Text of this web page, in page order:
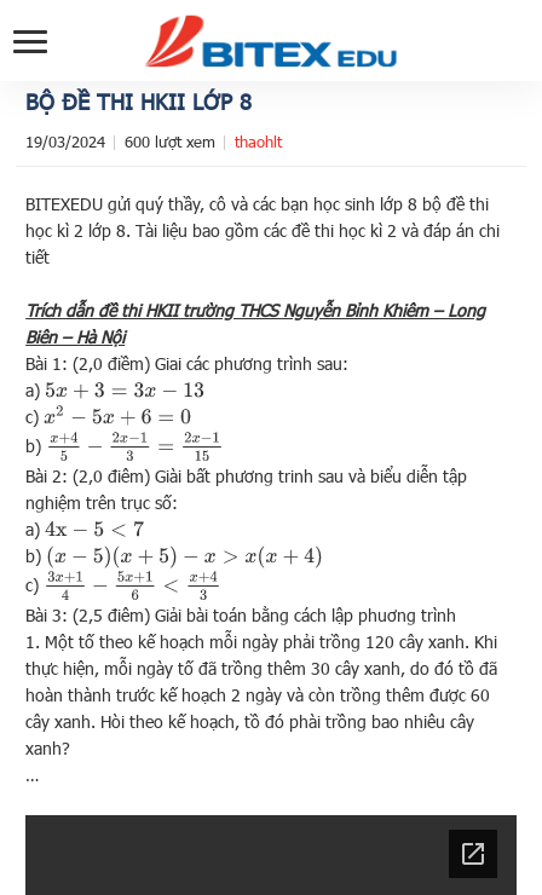
BỘ ĐỀ THI HKII LỚP 8
19/03/2024 600 lượt xem thaohlt
BITEXEDU gửi quý thầy, cô và các bạn học sinh lớp 8 bộ đề thi
học kì 2 lớp 8. Tài liệu bao gồm các đề thi học kì 2 và đáp án chi
tiết
Trích dẫn đề thi HKII trường THCS Nguyễn Bỉnh Khiêm – Long
Biên – Hà Nội
Bài 1: (2,0 điềm) Giai các phương trình sau:
a) 5x+3=3 x− 13
c)x2−5x+6 =0
b) x+45 −2 x−13=2x −115
Bài 2: (2,0 điêm) Giài bất phương trinh sau và biểu diễn tập
nghiệm trên trục số:
a)4x−5<7
b) (x−5) (x+5)−x>x( x+ 4)
c) 3x+14−5x+16 <x+43
Bài 3: (2,5 điêm) Giải bài toán bằng cách lập phuơng trình
1. Một tố theo kế hoạch mỗi ngày phải trồng 120 cây xanh. Khi
thực hiện, mỗi ngày tố đã trồng thêm 30 cây xanh, do đó tồ đã
hoàn thành trước kế hoạch 2 ngày và còn trồng thêm được 60
cây xanh. Hòi theo kế hoạch, tồ đó phài trồng bao nhiêu cây
xanh?
…